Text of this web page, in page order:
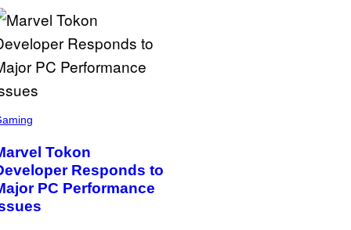
Tokon
Responds to
PC Performance